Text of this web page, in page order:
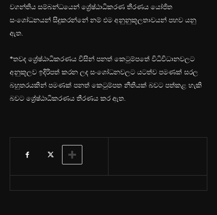
වගන්තිය සම්බන්ධයෙන් ශ්‍රේෂ්ඨාධිකරණ තීරණය යෝජිත
සංශෝධනයන් සිදුකරන්නේ නම් එම අනුනුකූලතාවයන් පහව යනු
ඇත.
*තවද ශ්‍රේෂ්ඨාධිකරණය විසින් පනත් කෙටුම්පතේ විධිවිධානවලට
අනුකූලව ඉදිරිපත් කරන ලද සංශෝධනවලට යටත්ව පමණක් සරල
බහුතරයකින් පමණක් පනත් කෙටුම්පත නීතියක් බවට පත්කළ හැකි
බවට ශ්‍රේෂ්ඨාධිකරණය තීරණය කර ඇත.